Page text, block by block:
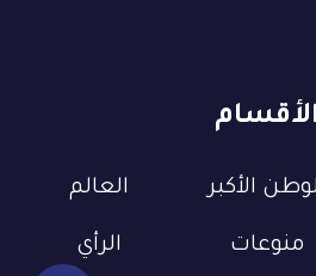
الأقسام
الأكبر العالم
منوعات الرأي